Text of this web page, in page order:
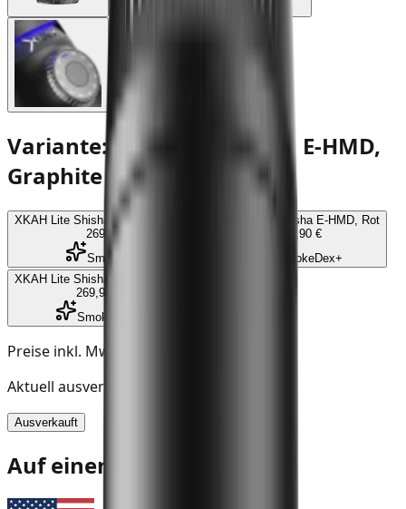
Variante: XKAH Lite Shisha E-HMD,
Graphite
XKAH Lite Shisha E-HMD, Graphite
269,90 €
SmokeDex+
XKAH Lite Shisha E-HMD, Rot
269,90 €
SmokeDex+
XKAH Lite Shisha E-HMD, Blau
269,90 €
SmokeDex+
Preise inkl. MwSt. zzgl.
Aktuell ausverkauft
Ausverkauft
Auf einen Blick